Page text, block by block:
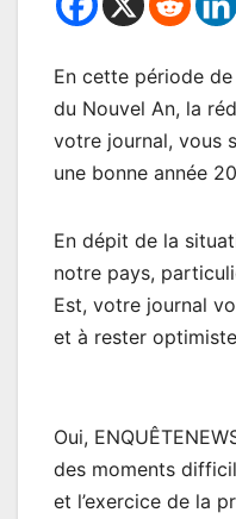
En cette période
du Nouvel An, la
votre journal, vous
une bonne année
En dépit de la
notre pays,
Est, votre journal
et à rester
Oui,
des moments
et l’exercice de la